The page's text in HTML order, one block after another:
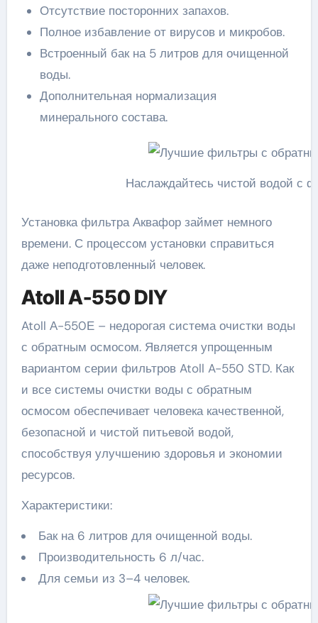
Отсутствие посторонних запахов.
Полное избавление от вирусов и микробов.
Встроенный бак на 5 литров для очищенной
воды.
Дополнительная нормализация
минерального состава.
Наслаждайтесь чистой водой с
Установка фильтра Аквафор займет немного
времени. С процессом установки справиться
даже неподготовленный человек.
Atoll A-550 DIY
Atoll А-550Е – недорогая система очистки воды
с обратным осмосом. Является упрощенным
вариантом серии фильтров Atoll A-550 STD. Как
и все системы очистки воды с обратным
осмосом обеспечивает человека качественной,
безопасной и чистой питьевой водой,
способствуя улучшению здоровья и экономии
ресурсов.
Характеристики:
Бак на 6 литров для очищенной воды.
Производительность 6 л/час.
Для семьи из 3–4 человек.